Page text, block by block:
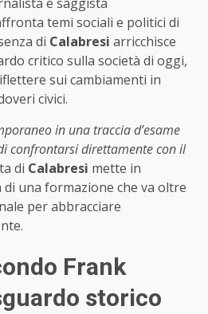
temi sociali e politici di
di Calabresi arricchisce
critico sulla società di oggi,
sui cambiamenti in
civici.
in una traccia d’esame
confrontarsi direttamente con il
di Calabresi mette in
di una formazione che va oltre
per abbracciare
Frank
storico